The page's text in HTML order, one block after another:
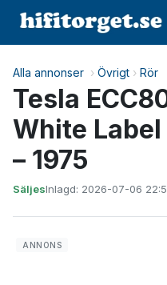
Alla annonser › Övrigt › Rör
Tesla
White
– 1975
SäljesInlagd: 2026-07-06